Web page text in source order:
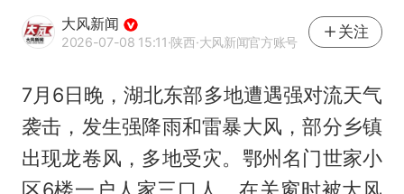
大风新闻
2026-07-08 15:11·陕西·大风新闻官方账号
关注
7月6日晚，湖北东部多地遭遇强对流天气
袭击，发生强降雨和雷暴大风，部分乡镇
出现龙卷风，多地受灾。鄂州名门世家小
区6楼一户人家三口人，在关窗时被大风